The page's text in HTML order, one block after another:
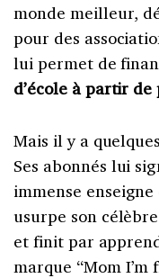
monde meilleur,
pour des
lui permet de
d’école à partir
Mais il y a
Ses abonnés lui
immense
usurpe son
et finit par
marque “Mom I’m